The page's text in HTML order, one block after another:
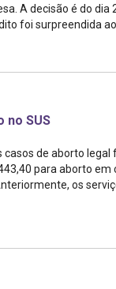
A decisão é do dia
foi surpreendida ao
no SUS
de aborto legal
para aborto em
os